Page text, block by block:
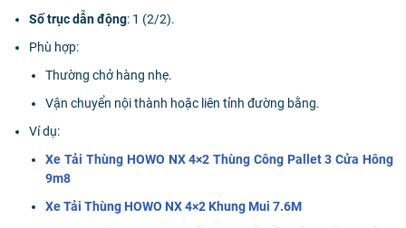
Số trục dẫn động: 1 (2/2).
Phù hợp:
Thường chở hàng nhẹ.
Vận chuyển nội thành hoặc liên tỉnh đường bằng.
Ví dụ:
Xe Tải Thùng HOWO NX 4×2 Thùng Công Pallet 3 Cửa Hông
9m8
Xe Tải Thùng HOWO NX 4×2 Khung Mui 7.6M